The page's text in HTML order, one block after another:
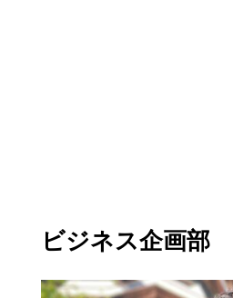
ビジネス企画部